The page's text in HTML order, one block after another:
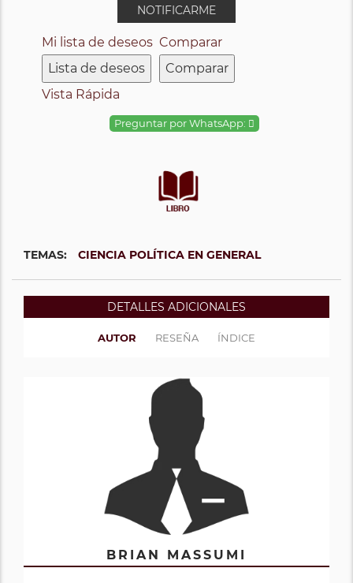
NOTIFICARME
Mi lista de deseos
Lista de deseos
Comparar
Comparar
Vista Rápida
Preguntar por WhatsApp:
TEMAS: CIENCIA POLÍTICA EN GENERAL
DETALLES ADICIONALES
AUTOR RESEÑA ÍNDICE
BRIAN MASSUMI